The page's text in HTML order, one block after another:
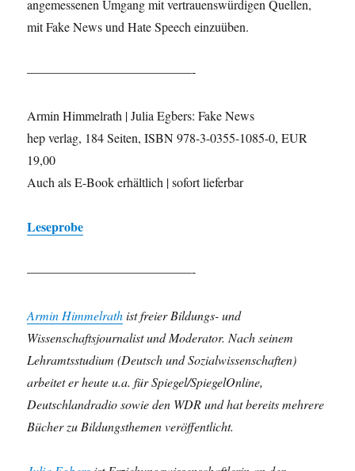
angemessenen Umgang mit vertrauenswürdigen Quellen,
mit Fake News und Hate Speech einzuüben.
—————————————-
Armin Himmelrath | Julia Egbers: Fake News
hep verlag, 184 Seiten, ISBN 978-3-0355-1085-0, EUR
19,00
Auch als E-Book erhältlich | sofort lieferbar
Leseprobe
—————————————-
Armin Himmelrathist freier Bildungs- und
Wissenschaftsjournalist und Moderator. Nach seinem
Lehramtsstudium (Deutsch und Sozialwissenschaften)
arbeitet er heute u.a. für Spiegel/SpiegelOnline,
Deutschlandradio sowie den WDR und hat bereits mehrere
Bücher zu Bildungsthemen veröffentlicht.